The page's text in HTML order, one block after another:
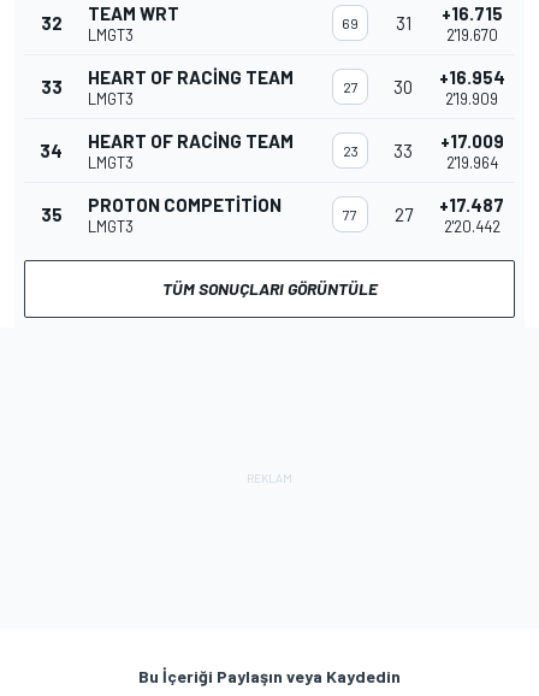
32 TEAM WRT
LMGT3
69 31 +16.715
2'19.670
33 HEART OF RACING TEAM
LMGT3
27 30 +16.954
2'19.909
34 HEART OF RACING TEAM
LMGT3
23 33 +17.009
2'19.964
35 PROTON COMPETITION
LMGT3
77 27 +17.487
2'20.442
TÜM SONUÇLARI GÖRÜNTÜLE
Bu İçeriği Paylaşın veya Kaydedin